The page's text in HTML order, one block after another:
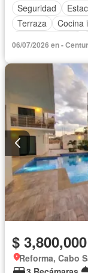
Seguridad
Terraza
Cocina
06/07/2026 en -
$
Reforma, Cabo